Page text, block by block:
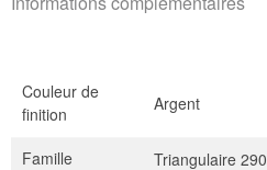
Couleur de
finition
Argent
Famille
Triangulaire 290